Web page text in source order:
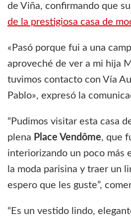
de Viña, confirmando que
de la prestigiosa casa de
«Pasó porque fui a una
aproveché de ver a mi hija
tuvimos contacto con Vía
Pablo», expresó la
“Pudimos visitar esta casa
plena Place Vendôme, que
interiorizando un poco más
la moda parisina y traer un
espero que les guste”,
“Es un vestido lindo,